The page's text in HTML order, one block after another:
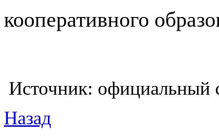
кооперативного
Источник: официальный
Назад